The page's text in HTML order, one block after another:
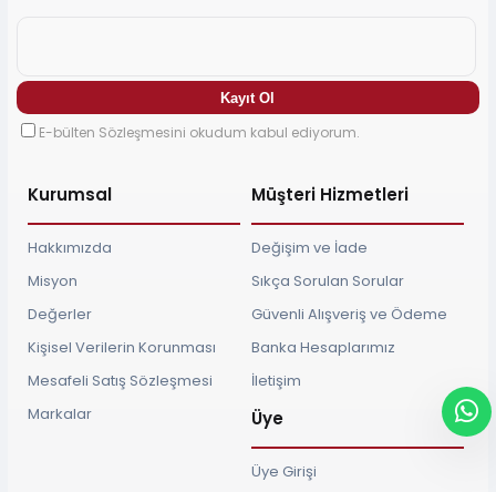
E-bülten Sözleşmesini okudum kabul ediyorum.
Kurumsal
Hakkımızda
Misyon
Değerler
Kişisel Verilerin Korunması
Mesafeli Satış Sözleşmesi
Markalar
Müşteri Hizmetleri
Değişim ve İade
Sıkça Sorulan Sorular
Güvenli Alışveriş ve Ödeme
Banka Hesaplarımız
İletişim
Üye
Üye Girişi